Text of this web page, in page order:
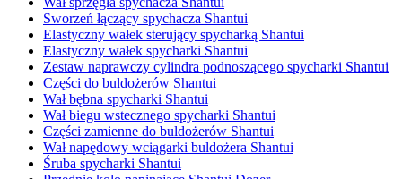
Sworzeń łączący spychacza Shantui
Elastyczny wałek sterujący spycharką Shantui
Elastyczny wałek spycharki Shantui
Zestaw naprawczy cylindra podnoszącego spycharki Shantui
Części do buldożerów Shantui
Wał bębna spycharki Shantui
Wał biegu wstecznego spycharki Shantui
Części zamienne do buldożerów Shantui
Wał napędowy wciągarki buldożera Shantui
Śruba spycharki Shantui